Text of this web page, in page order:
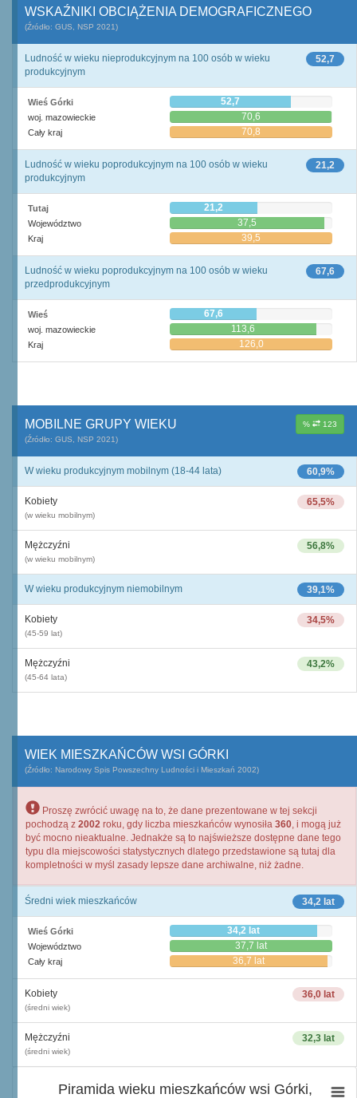
WSKAŹNIKI OBCIĄŻENIA DEMOGRAFICZNEGO
(Źródło: GUS, NSP 2021)
52,7
Ludność w wieku nieprodukcyjnym na 100 osób w wieku
produkcyjnym
Wieś Górki 52,7
woj. mazowieckie 70,6
Cały kraj 70,8
21,2
Ludność w wieku poprodukcyjnym na 100 osób w wieku
produkcyjnym
Tutaj 21,2
Województwo 37,5
Kraj 39,5
67,6
Ludność w wieku poprodukcyjnym na 100 osób w wieku
przedprodukcyjnym
Wieś 67,6
woj. mazowieckie 113,6
Kraj 126,0
% 123
MOBILNE GRUPY WIEKU
(Źródło: GUS, NSP 2021)
60,9%
W wieku produkcyjnym mobilnym (18-44 lata)
65,5%
Kobiety
(w wieku mobilnym)
56,8%
Mężczyźni
(w wieku mobilnym)
39,1%
W wieku produkcyjnym niemobilnym
34,5%
Kobiety
(45-59 lat)
43,2%
Mężczyźni
(45-64 lata)
WIEK MIESZKAŃCÓW WSI GÓRKI
(Źródło: Narodowy Spis Powszechny Ludności i Mieszkań 2002)
Proszę zwrócić uwagę na to, że dane prezentowane w tej sekcji
pochodzą z 2002 roku, gdy liczba mieszkańców wynosiła 360, i mogą już
być mocno nieaktualne. Jednakże są to najświeższe dostępne dane tego
typu dla miejscowości statystycznych dlatego przedstawione są tutaj dla
kompletności w myśl zasady lepsze dane archiwalne, niż żadne.
34,2 lat
Średni wiek mieszkańców
Wieś Górki 34,2 lat
Województwo 37,7 lat
Cały kraj 36,7 lat
36,0 lat
Kobiety
(średni wiek)
32,3 lat
Mężczyźni
(średni wiek)
Piramida wieku mieszkańców wsi Górki,